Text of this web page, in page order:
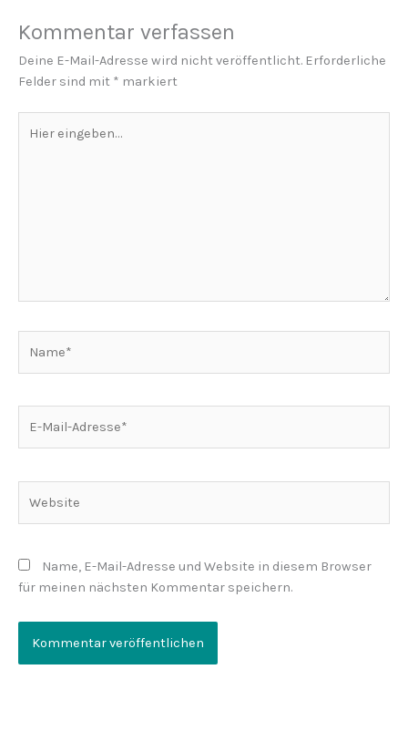
Kommentar verfassen
Deine E-Mail-Adresse wird nicht veröffentlicht. Erforderliche
Felder sind mit * markiert
eingeben…
Mail-
Name, E-Mail-Adresse und Website in diesem Browser
für meinen nächsten Kommentar speichern.